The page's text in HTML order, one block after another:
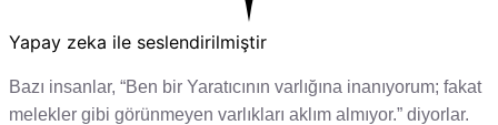
Yapay zeka ile seslendirilmiştir
Bazı insanlar, “Ben bir Yaratıcının varlığına inanıyorum; fakat
melekler gibi görünmeyen varlıkları aklım almıyor.” diyorlar.